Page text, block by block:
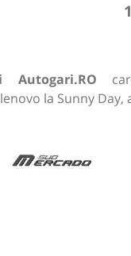
Autogari.RO
la Sunny Day,